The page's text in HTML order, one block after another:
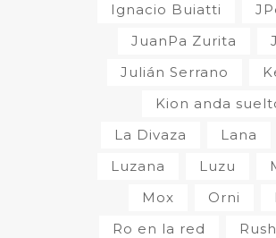
Ignacio Buiatti
JuanPa Zurita
Julián Serrano
Kion anda
La Divaza
Lana
Luzana
Luzu
Mox
Orni
Ro en la red